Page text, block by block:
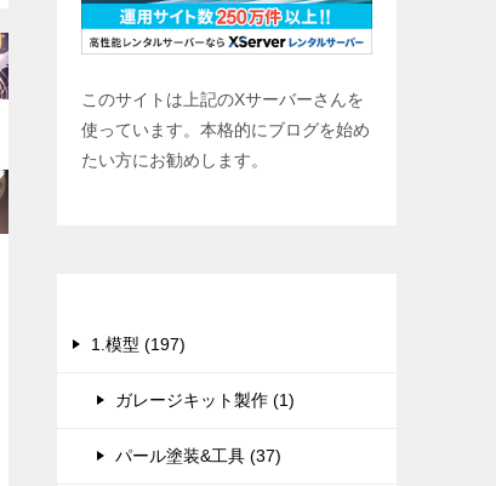
このサイトは上記のXサーバーさんを
使っています。本格的にブログを始め
たい方にお勧めします。
1.模型 (197)
ガレージキット製作 (1)
パール塗装&工具 (37)